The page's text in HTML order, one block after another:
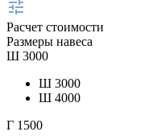
Расчет стоимости
Размеры навеса
Ш 3000
Ш 3000
Ш 4000
Г 1500